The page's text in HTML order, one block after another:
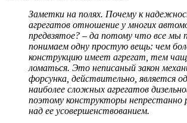
Заметки на полях. Почему к
агрегатов отношение у многих
предвзятое? – да потому что все мы
понимаем одну простую вещь: чем
конструкцию имеет агрегат, тем
ломаться. Это неписаный закон
форсунка, действительно, является
наиболее сложных агрегатов
поэтому конструкторы
над ее усовершенствованием.